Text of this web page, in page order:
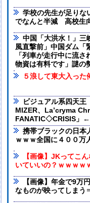
学校の先生が足りな
でなんと半減 高校生
中国「大洪水！」三
風直撃前」中国ダム「
「列車が走行中に流
物資は有料です」謎の
５浪して東大入った
ビジュアル系四天
MIZER、La’cryma
FANATIC◇CRISIS」
携帯ブラックの日本
ｗｗｗ全国に４００万
【画像】JKってこ
いていいの？ｗｗｗｗ
【画像】年金で9万
なものが映ってしまう